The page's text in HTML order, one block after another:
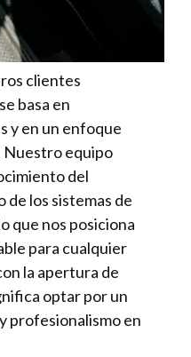
clientes
basa en
y en un enfoque
Nuestro equipo
del
los sistemas de
que nos posiciona
para cualquier
la apertura de
optar por un
profesionalismo en